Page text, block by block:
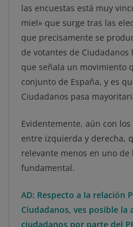
las encuestas está muy
miel» que surge tras las
que precisamente se
de votantes de
que señala un movimiento
conjunto de España, y es
Ciudadanos pasa
Evidentemente, aún con
entre izquierda y derecha,
relevante menos en uno
fundamental.
AD: Respecto a la relación
Ciudadanos, ves posible
ciudadanos por parte del